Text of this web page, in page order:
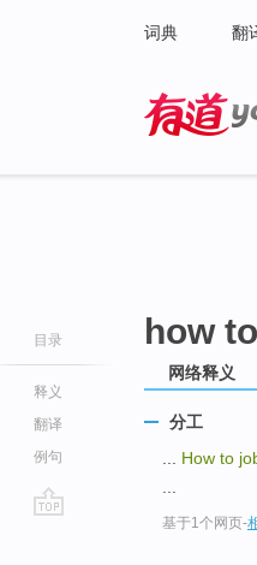
词典 翻
目录
释义
翻译
例句
how
网络释义
分工
How to
基于1个网页-